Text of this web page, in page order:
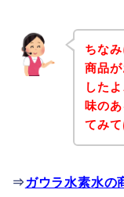
ちな
商品
した
味の
てみ
⇒ ガウラ水素水の